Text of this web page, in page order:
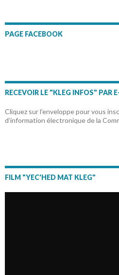
PAGE FACEBOOK
RECEVOIR LE "KLEG INFOS" PAR
Cliquez sur l’enveloppe pour vous
d’information électronique de la
FILM "YEC'HED MAT KLEG"